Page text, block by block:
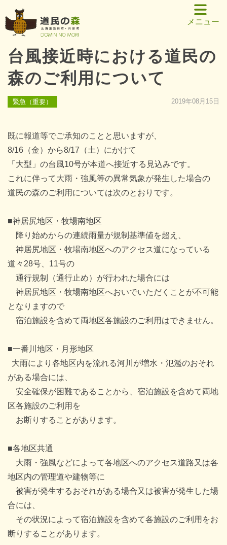
メニュー
台風接近時における道民の
森のご利用について
緊急（重要） 2019年08月15日
既に報道等でご承知のことと思いますが、
8/16（金）から8/17（土）にかけて
「大型」の台風10号が本道へ接近する見込みです。
これに伴って大雨・強風等の異常気象が発生した場合の
道民の森のご利用については次のとおりです。
■神居尻地区・牧場南地区
降り始めからの連続雨量が規制基準値を超え、
神居尻地区・牧場南地区へのアクセス道になっている
道々28号、11号の
通行規制（通行止め）が行われた場合には
神居尻地区・牧場南地区へおいでいただくことが不可能
となりますので
宿泊施設を含めて両地区各施設のご利用はできません。
■一番川地区・月形地区
大雨により各地区内を流れる河川が増水・氾濫のおそれ
がある場合には、
安全確保が困難であることから、宿泊施設を含めて両地
区各施設のご利用を
お断りすることがあります。
■各地区共通
大雨・強風などによって各地区へのアクセス道路又は各
地区内の管理道や建物等に
被害が発生するおそれがある場合又は被害が発生した場
合には、
その状況によって宿泊施設を含めて各施設のご利用をお
断りすることがあります。